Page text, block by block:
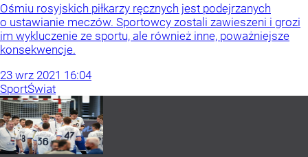
Ośmiu rosyjskich piłkarzy ręcznych jest podejrzanych
o ustawianie meczów. Sportowcy zostali zawieszeni i grozi
im wykluczenie ze sportu, ale również inne, poważniejsze
konsekwencje.
23 wrz 2021 16:04
SportŚwiat